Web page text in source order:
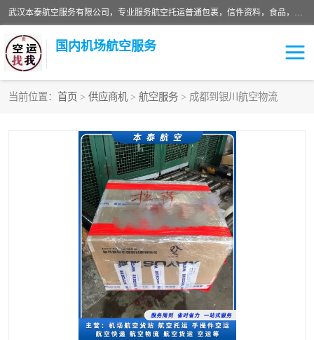
武汉本泰航空服务有限公司，专业服务航空托运普通包裹，信件资料，食品，服装，快消品等运输的专线空运，完善的网络服务确保为客户提供准确、*、安全的“门对门”服务，本着“诚信为本、精诚合作”的服务宗旨.“以安全运输为保障，以运价合理要求市场”的经营理念。武汉机场货运、武汉航空物流、武汉空运、武汉天河国际机场东方、南方、国际航空、机场空运业务覆盖国内二三线机场城市，如：武汉-敦煌、武汉-柳州等
国内机场航空服务
当前位置： 首页 > 供应商机 > 航空服务 > 成都到银川航空物流